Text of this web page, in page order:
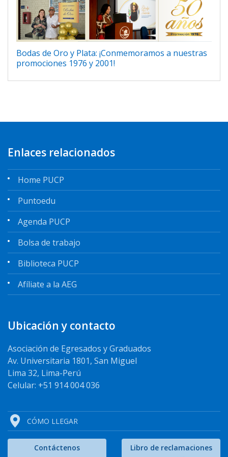
Bodas de Oro y Plata: ¡Conmemoramos a nuestras
promociones 1976 y 2001!
Enlaces relacionados
Home PUCP
Puntoedu
Agenda PUCP
Bolsa de trabajo
Biblioteca PUCP
Afíliate a la AEG
Ubicación y contacto
Asociación de Egresados y Graduados
Av. Universitaria 1801, San Miguel
Lima 32, Lima-Perú
Celular: +51 914 004 036
CÓMO LLEGAR
Contáctenos Libro de reclamaciones